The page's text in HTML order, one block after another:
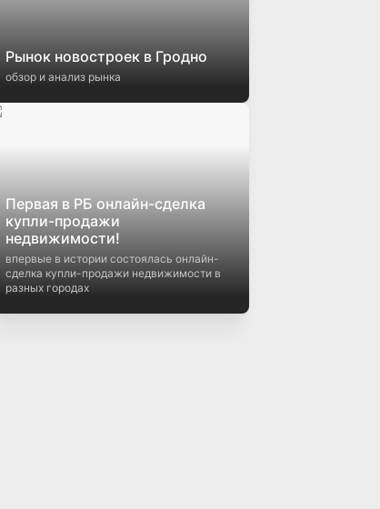
Рынок новостроек в Гродно
обзор и анализ рынка
Первая в РБ онлайн-сделка
купли-продажи
недвижимости!
впервые в истории состоялась онлайн-
сделка купли-продажи недвижимости в
разных городах